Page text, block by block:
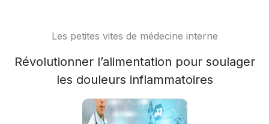
Les petites vites de médecine interne
Révolutionner l’alimentation pour soulager
les douleurs inflammatoires